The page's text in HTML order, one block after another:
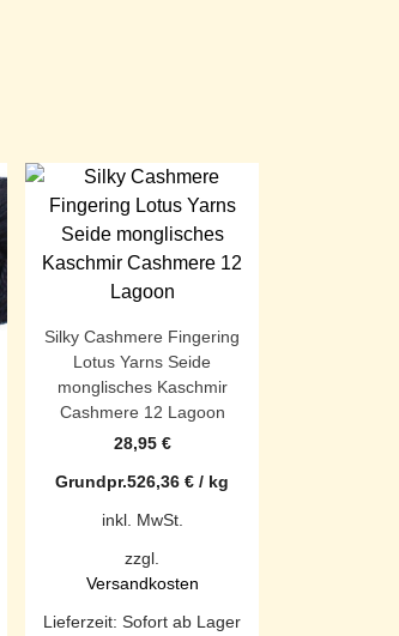
Silky Cashmere Fingering
Lotus Yarns Seide
monglisches Kaschmir
Cashmere 12 Lagoon
28,95 €
Grundpr.526,36 € / kg
inkl. MwSt.
zzgl.
Versandkosten
Lieferzeit: Sofort ab Lager